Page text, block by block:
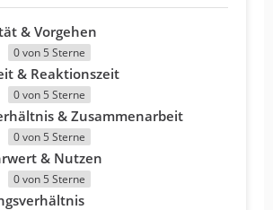
& Vorgehen
0 von 5 Sterne
& Reaktionszeit
0 von 5 Sterne
& Zusammenarbeit
0 von 5 Sterne
& Nutzen
0 von 5 Sterne